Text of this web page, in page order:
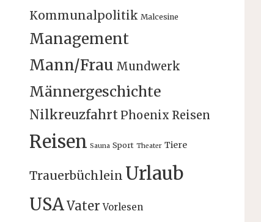
Kommunalpolitik Malcesine
Management
Mann/Frau Mundwerk
Männergeschichte
Nilkreuzfahrt Phoenix Reisen
Reisen Sauna Sport Theater Tiere
Trauerbüchlein Urlaub
USAVater Vorlesen